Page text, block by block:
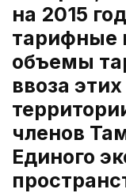
на 2015
тарифные
объемы
ввоза
членов
Единого